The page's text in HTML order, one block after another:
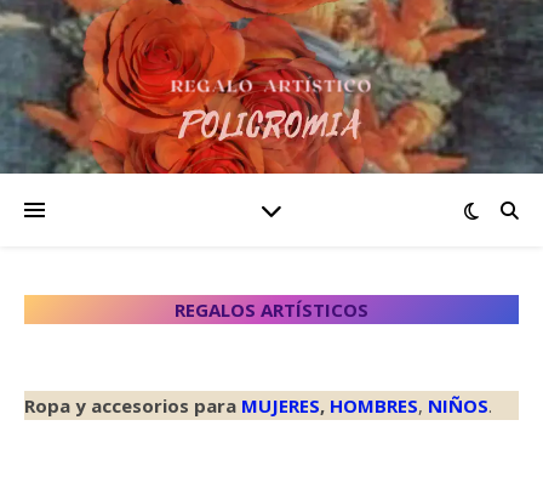
REGALOS ARTÍSTICOS
Ropa y accesorios para MUJERES, HOMBRES, NIÑOS.